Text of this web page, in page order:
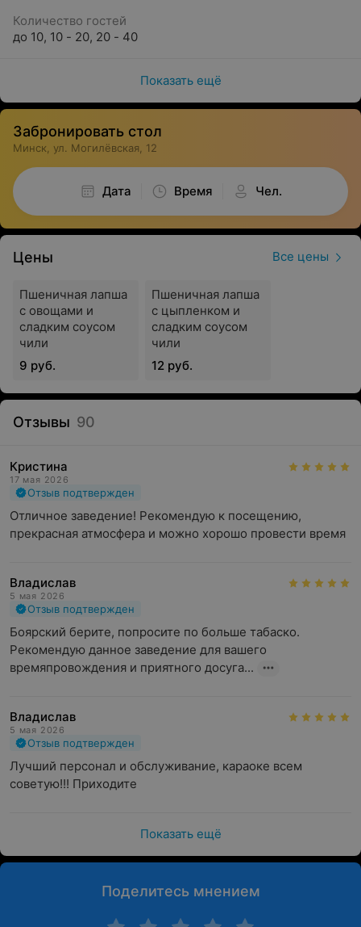
Количество гостей
до 10, 10 - 20, 20 - 40
Показать ещё
Забронировать стол
Минск, ул. Могилёвская, 12
Дата Время Чел.
Цены Все цены
Пшеничная лапша
с овощами и
сладким соусом
чили
9 руб.
Пшеничная лапша
с цыпленком и
сладким соусом
чили
12 руб.
Отзывы 90
Кристина
17 мая 2026
Отзыв подтвержден
Отличное заведение! Рекомендую к посещению,
прекрасная атмосфера и можно хорошо провести время
Владислав
5 мая 2026
Отзыв подтвержден
Боярский берите, попросите по больше табаско.
Рекомендую данное заведение для вашего
времяпровождения и приятного досуга...
Владислав
5 мая 2026
Отзыв подтвержден
Лучший персонал и обслуживание, караоке всем
советую!!! Приходите
Показать ещё
Поделитесь мнением